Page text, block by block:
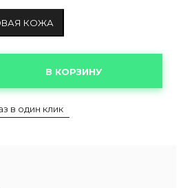
КОЖА
В КОРЗИНУ
в один клик